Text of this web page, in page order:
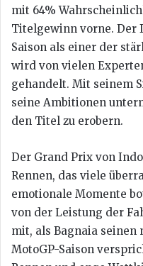
mit 64%
Titelgewinn vorne. Der
Saison als einer der
wird von vielen
gehandelt. Mit seinem
seine Ambitionen
den Titel zu erobern.
Der Grand Prix von
Rennen, das viele
emotionale Momente
von der Leistung der
mit, als Bagnaia seinen
MotoGP-Saison